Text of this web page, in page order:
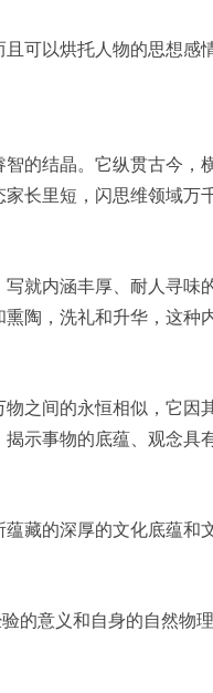
可以烘托人物的思想感
的结晶。它纵贯古今，
长里短，闪思维领域万
就内涵丰厚、耐人寻味
陶，洗礼和升华，这种
之间的永恒相似，它因
示事物的底蕴、观念具
藏的深厚的文化底蕴和
的意义和自身的自然物理